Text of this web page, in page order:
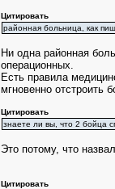
Цитировать
районная больница, как
Ни одна районная
операционных.
Есть правила
мгновенно отстроить
Цитировать
знаете ли вы, что 2 бойца
Это потому, что
Цитировать